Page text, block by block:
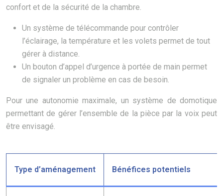
confort et de la sécurité de la chambre.
Un système de télécommande pour contrôler
l’éclairage, la température et les volets permet de tout
gérer à distance.
Un bouton d’appel d’urgence à portée de main permet
de signaler un problème en cas de besoin.
Pour une autonomie maximale, un système de domotique
permettant de gérer l’ensemble de la pièce par la voix peut
être envisagé.
Type d’aménagement Bénéfices potentiels